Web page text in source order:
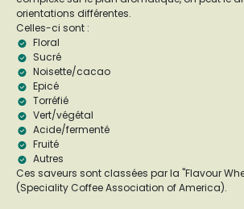
orientations différentes.
Celles-ci sont :
Floral
Sucré
Noisette/cacao
Epicé
Torréfié
Vert/végétal
Acide/fermenté
Fruité
Autres
Ces saveurs sont classées par la "Flavour
(Speciality Coffee Association of America).